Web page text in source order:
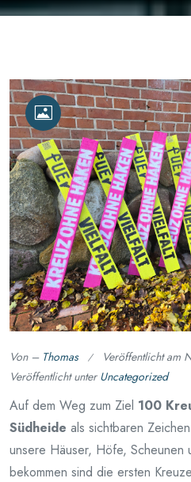
Von – Thomas Veröffentlicht am
Veröffentlicht unter Uncategorized
Auf dem Weg zum Ziel 100
Südheide als sichtbaren
unsere Häuser, Höfe, Scheunen
bekommen sind die ersten